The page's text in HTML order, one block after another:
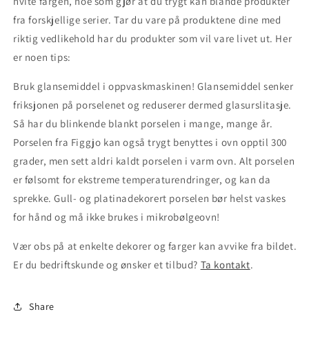
fra forskjellige serier. Tar du vare på produktene dine med
riktig vedlikehold har du produkter som vil vare livet ut. Her
er noen tips:
Bruk glansemiddel i oppvaskmaskinen! Glansemiddel senker
friksjonen på porselenet og reduserer dermed glasurslitasje.
Så har du blinkende blankt porselen i mange, mange år.
Porselen fra Figgjo kan også trygt benyttes i ovn opptil 300
grader, men sett aldri kaldt porselen i varm ovn. Alt porselen
er følsomt for ekstreme temperaturendringer, og kan da
sprekke. Gull- og platinadekorert porselen bør helst vaskes
for hånd og må ikke brukes i mikrobølgeovn!
Vær obs på at enkelte dekorer og farger kan avvike fra bildet.
Er du bedriftskunde og ønsker et tilbud? Ta kontakt.
Share